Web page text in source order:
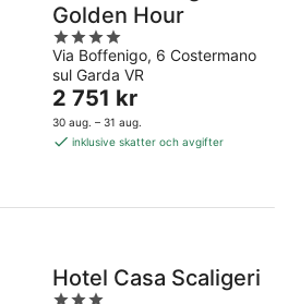
Golden Hour
4
out
of
5
Via Boffenigo, 6 Costermano
sul Garda VR
Priset
är
2 751 kr
2 751 kr
30 aug. – 31 aug.
inklusive skatter och avgifter
Hotel Casa Scaligeri